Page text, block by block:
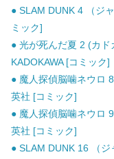
● SLAM DUNK 4 （ジ
ミック]
● 光が死んだ夏 2 (カ
KADOKAWA [コミック]
● 魔人探偵脳噛ネウロ
英社 [コミック]
● 魔人探偵脳噛ネウロ
英社 [コミック]
● SLAM DUNK 16 （